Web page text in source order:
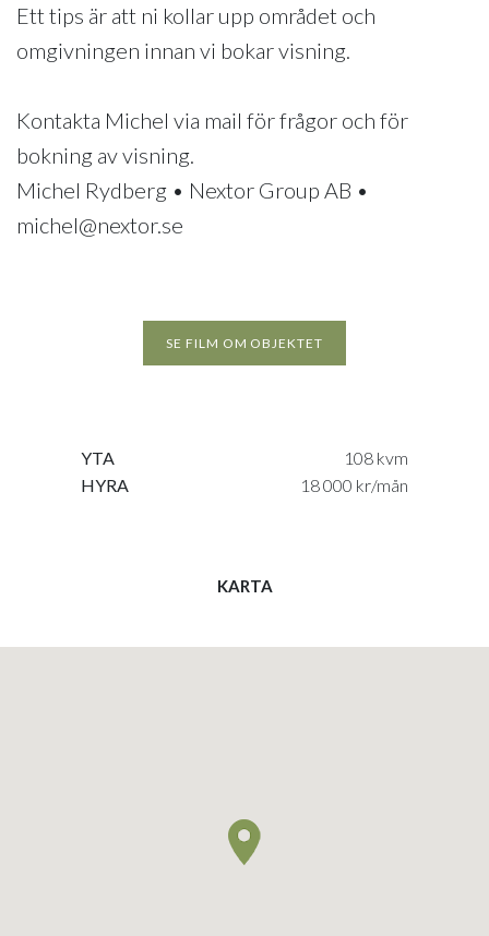
Ett tips är att ni kollar upp området och
omgivningen innan vi bokar visning.
Kontakta Michel via mail för frågor och för
bokning av visning.
Michel Rydberg • Nextor Group AB •
michel@nextor.se
SE FILM OM OBJEKTET
YTA
108 kvm
HYRA
18 000 kr/mån
KARTA